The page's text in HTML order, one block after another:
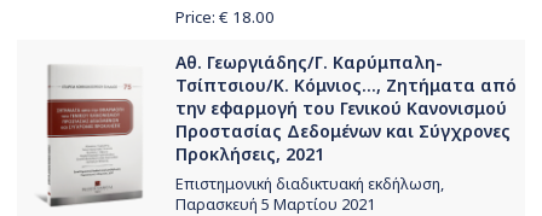
Price: € 18.00
Αθ. Γεωργιάδης/Γ. Καρύμπαλη-
Τσίπτσιου/Κ. Κόμνιος..., Ζητήματα από
την εφαρμογή του Γενικού Κανονισμού
Προστασίας Δεδομένων και Σύγχρονες
Προκλήσεις, 2021
Επιστημονική διαδικτυακή εκδήλωση,
Παρασκευή 5 Μαρτίου 2021